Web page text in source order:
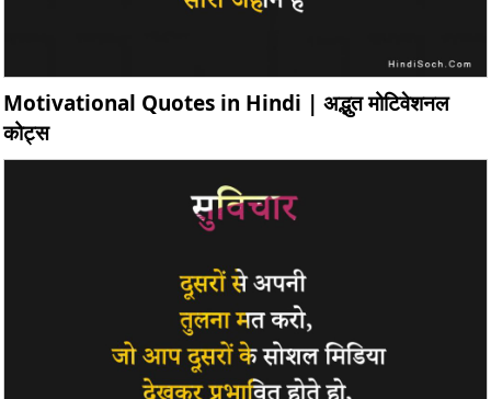
Motivational Quotes in Hindi | अद्भुत मोटिवेशनल
कोट्स